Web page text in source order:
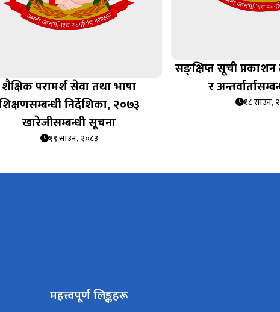
शैक्षिक परामर्श सेवा तथा भाषा
निर्देशिका, २०७३
खारेजीसम्बन्धी सूचना
१९ साउन, २०८३
सङ्क्षिप्त सूची
र
१८ साउन,
महत्त्वपूर्ण लिङ्कहरू